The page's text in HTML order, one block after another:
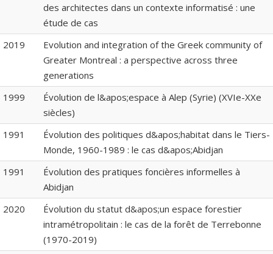
des architectes dans un contexte informatisé : une
étude de cas
2019
Evolution and integration of the Greek community of
Greater Montreal : a perspective across three
generations
1999
Évolution de l&apos;espace à Alep (Syrie) (XVIe-XXe
siècles)
1991
Évolution des politiques d&apos;habitat dans le Tiers-
Monde, 1960-1989 : le cas d&apos;Abidjan
1991
Évolution des pratiques foncières informelles à
Abidjan
2020
Évolution du statut d&apos;un espace forestier
intramétropolitain : le cas de la forêt de Terrebonne
(1970-2019)